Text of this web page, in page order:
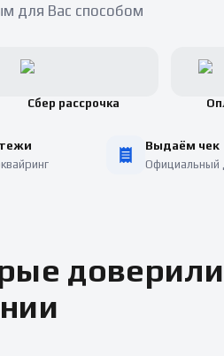
для Вас способом
Сбер рассрочка
Выдаём чек
Официальный